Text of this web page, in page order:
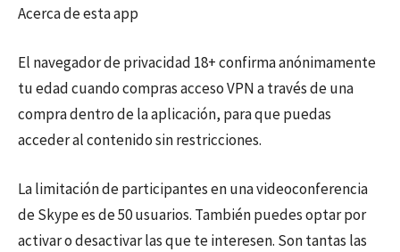
Acerca de esta app
El navegador de privacidad 18+ confirma anónimamente
tu edad cuando compras acceso VPN a través de una
compra dentro de la aplicación, para que puedas
acceder al contenido sin restricciones.
La limitación de participantes en una videoconferencia
de Skype es de 50 usuarios. También puedes optar por
activar o desactivar las que te interesen. Son tantas las